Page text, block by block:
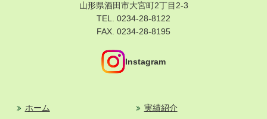
山形県酒田市大宮町2丁目2-3
TEL. 0234-28-8122
FAX. 0234-28-8195
Instagram
ホーム 実績紹介